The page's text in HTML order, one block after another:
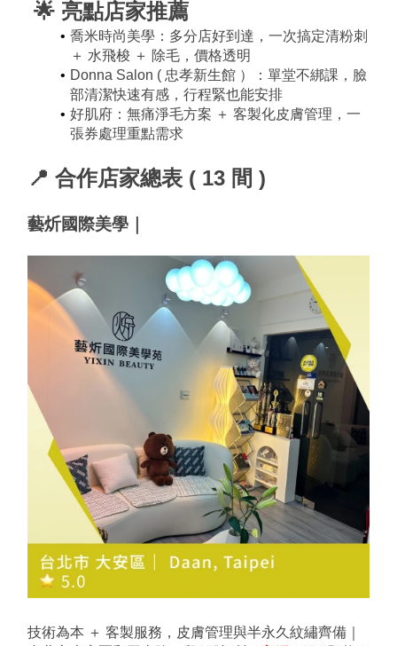
🌟 亮點店家推薦
喬米時尚美學：多分店好到達，一次搞定清粉刺
＋ 水飛梭 ＋ 除毛，價格透明
Donna Salon ( 忠孝新生館 ）：單堂不綁課，臉
部清潔快速有感，行程緊也能安排
好肌府：無痛淨毛方案 ＋ 客製化皮膚管理，一
張券處理重點需求
📍 合作店家總表 ( 13 間 )
藝炘國際美學｜
技術為本 ＋ 客製服務，皮膚管理與半永久紋繡齊備｜